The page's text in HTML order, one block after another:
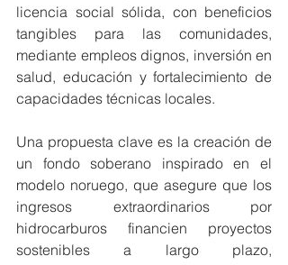
licencia social sólida, con beneficios
tangibles para las comunidades,
mediante empleos dignos, inversión en
salud, educación y fortalecimiento de
capacidades técnicas locales.
Una propuesta clave es la creación de
un fondo soberano inspirado en el
modelo noruego, que asegure que los
ingresos extraordinarios por
hidrocarburos financien proyectos
sostenibles a largo plazo,